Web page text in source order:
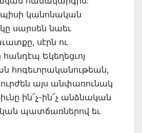
կանոնական
սարսեն նաեւ
սէրն ու
Եկեղեցւոյ
հոգեւորականութեան,
այս անփառունակ
ին՜չ-ին՜չ անձնական
պատճառներով եւ